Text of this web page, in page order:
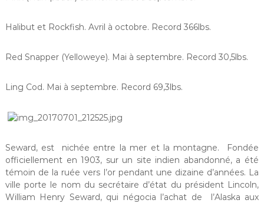
Halibut et Rockfish. Avril à octobre. Record 366lbs.
Red Snapper (Yelloweye). Mai à septembre. Record 30,5lbs.
Ling Cod. Mai à septembre. Record 69,3lbs.
Seward, est nichée entre la mer et la montagne. Fondée
officiellement en 1903, sur un site indien abandonné, a été
témoin de la ruée vers l’or pendant une dizaine d’années. La
ville porte le nom du secrétaire d’état du président Lincoln,
William Henry Seward, qui négocia l’achat de l’Alaska aux